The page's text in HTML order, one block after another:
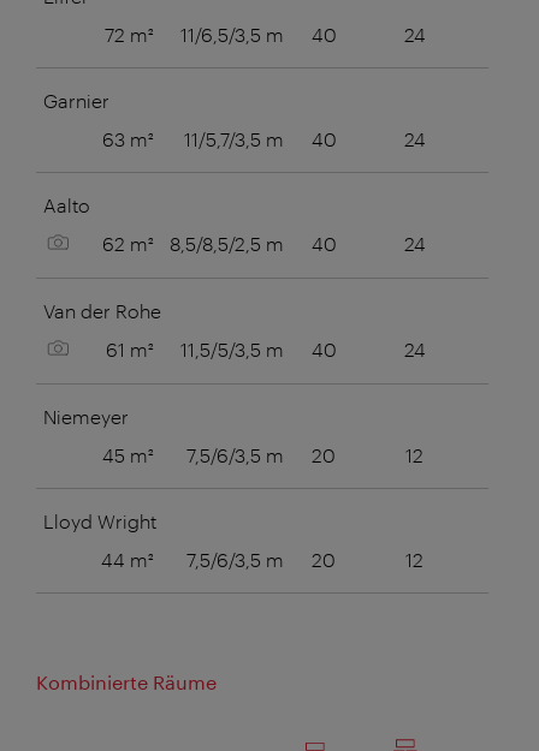
72 m²
11/6,5/3,5 m 40 24
Garnier
63 m²
11/5,7/3,5 m 40 24
Aalto
Bild anzeigen
62 m² 8,5/8,5/2,5 m 40 24
Van der Rohe
Bild anzeigen
61 m² 11,5/5/3,5 m 40 24
Niemeyer
45 m²
7,5/6/3,5 m 20 12
Lloyd Wright
44 m²
7,5/6/3,5 m 20 12
Kombinierte Räume